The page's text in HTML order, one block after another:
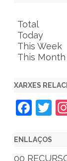
Total
Today
This Week
This Month
XARXES
F
c
e
T
er
ENLLAÇOS
00